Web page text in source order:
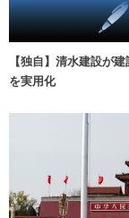
【独自】清水建設が
を実用化